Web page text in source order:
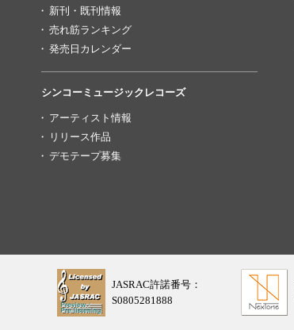
新刊・既刊情報
売れ筋ランキング
発売日カレンダー
シンコーミュージックレコーズ
アーティスト情報
リリース作品
デモテープ募集
JASRAC許諾番号：
S0805281888